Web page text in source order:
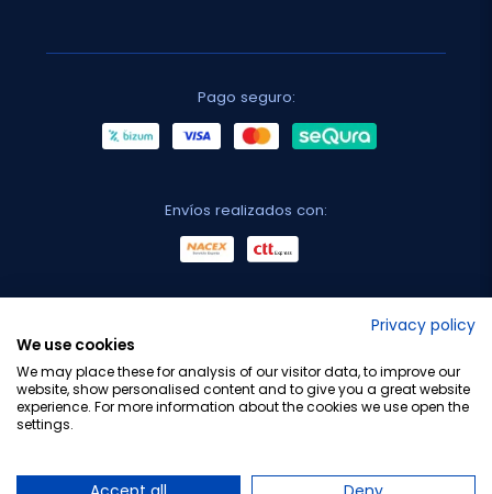
Pago seguro:
Envíos realizados con:
Privacy policy
We use cookies
We may place these for analysis of our visitor data, to improve our
website, show personalised content and to give you a great website
experience. For more information about the cookies we use open the
settings.